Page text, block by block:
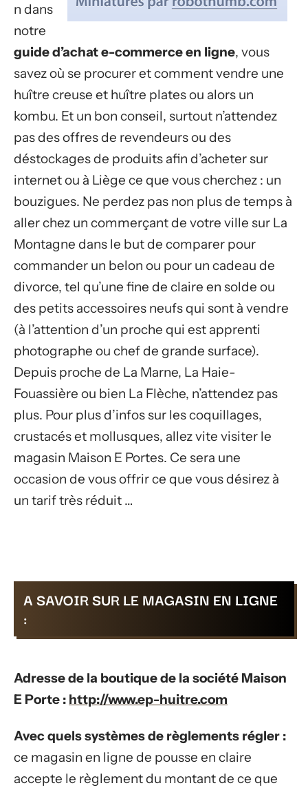
n dans
notre
guide d’achat e-commerce en ligne, vous
savez où se procurer et comment vendre une
huître creuse et huître plates ou alors un
kombu. Et un bon conseil, surtout n’attendez
pas des offres de revendeurs ou des
déstockages de produits afin d’acheter sur
internet ou à Liège ce que vous cherchez : un
bouzigues. Ne perdez pas non plus de temps à
aller chez un commerçant de votre ville sur La
Montagne dans le but de comparer pour
commander un belon ou pour un cadeau de
divorce, tel qu’une fine de claire en solde ou
des petits accessoires neufs qui sont à vendre
(à l’attention d’un proche qui est apprenti
photographe ou chef de grande surface).
Depuis proche de La Marne, La Haie-
Fouassière ou bien La Flèche, n’attendez pas
plus. Pour plus d’infos sur les coquillages,
crustacés et mollusques, allez vite visiter le
magasin Maison E Portes. Ce sera une
occasion de vous offrir ce que vous désirez à
un tarif très réduit …
A SAVOIR SUR LE MAGASIN EN LIGNE
:
Adresse de la boutique de la société Maison
E Porte : http://www.ep-huitre.com
Avec quels systèmes de règlements régler :
ce magasin en ligne de pousse en claire
accepte le règlement du montant de ce que